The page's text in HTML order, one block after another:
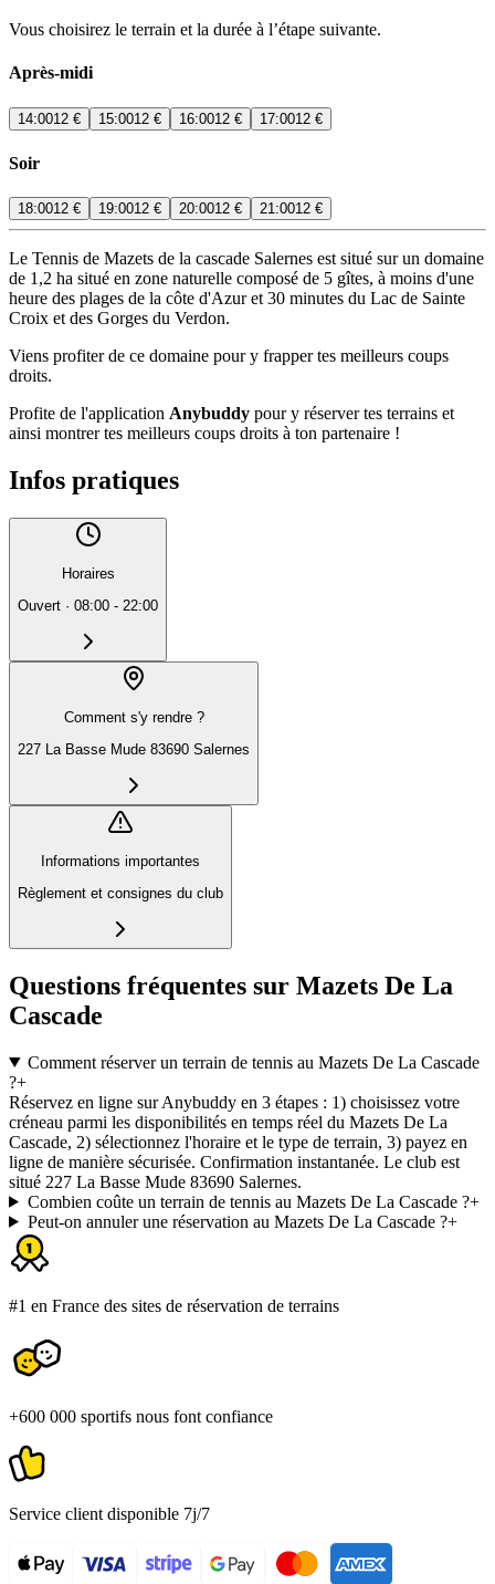
Vous choisirez le terrain et la durée à l’étape suivante.
Après-midi
14:0012 € 15:0012 € 16:0012 € 17:0012 €
Soir
18:0012 € 19:0012 € 20:0012 € 21:0012 €
Le Tennis de Mazets de la cascade Salernes est situé sur un domaine
de 1,2 ha situé en zone naturelle composé de 5 gîtes, à moins d'une
heure des plages de la côte d'Azur et 30 minutes du Lac de Sainte
Croix et des Gorges du Verdon.
Viens profiter de ce domaine pour y frapper tes meilleurs coups
droits.
Profite de l'application Anybuddy pour y réserver tes terrains et
ainsi montrer tes meilleurs coups droits à ton partenaire !
Infos pratiques
Horaires
Ouvert · 08:00 - 22:00
Comment s'y rendre ?
227 La Basse Mude 83690 Salernes
Informations importantes
Règlement et consignes du club
Questions fréquentes sur Mazets De La
Cascade
Comment réserver un terrain de tennis au Mazets De La Cascade
?+
Réservez en ligne sur Anybuddy en 3 étapes : 1) choisissez votre
créneau parmi les disponibilités en temps réel du Mazets De La
Cascade, 2) sélectionnez l'horaire et le type de terrain, 3) payez en
ligne de manière sécurisée. Confirmation instantanée. Le club est
situé 227 La Basse Mude 83690 Salernes.
Combien coûte un terrain de tennis au Mazets De La Cascade ?+
Peut-on annuler une réservation au Mazets De La Cascade ?+
#1 en France des sites de réservation de terrains
+600 000 sportifs nous font confiance
Service client disponible 7j/7